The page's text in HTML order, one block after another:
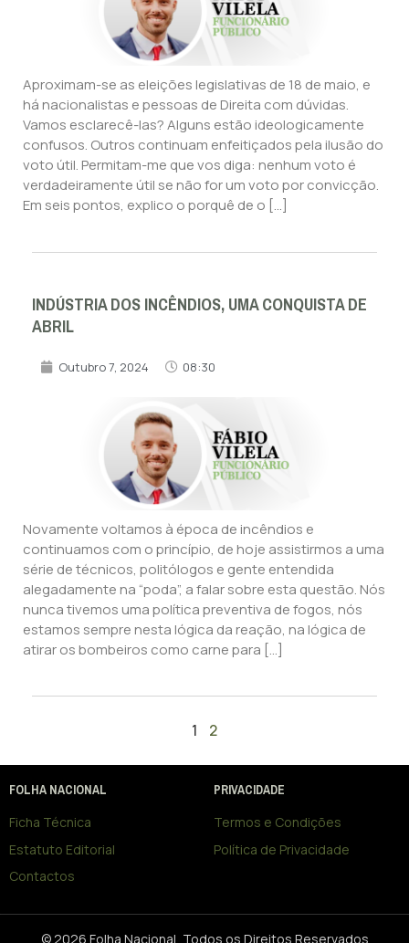
Aproximam-se as eleições legislativas de 18 de maio, e
há nacionalistas e pessoas de Direita com dúvidas.
Vamos esclarecê-las? Alguns estão ideologicamente
confusos. Outros continuam enfeitiçados pela ilusão do
voto útil. Permitam-me que vos diga: nenhum voto é
verdadeiramente útil se não for um voto por convicção.
Em seis pontos, explico o porquê de o […]
INDÚSTRIA DOS INCÊNDIOS, UMA CONQUISTA DE
ABRIL
Outubro 7, 2024 08:30
Novamente voltamos à época de incêndios e
continuamos com o princípio, de hoje assistirmos a uma
série de técnicos, politólogos e gente entendida
alegadamente na “poda”, a falar sobre esta questão. Nós
nunca tivemos uma política preventiva de fogos, nós
estamos sempre nesta lógica da reação, na lógica de
atirar os bombeiros como carne para […]
1 2
FOLHA NACIONAL
Ficha Técnica
Estatuto Editorial
Contactos
PRIVACIDADE
Termos e Condições
Política de Privacidade
© 2026 Folha Nacional, Todos os Direitos Reservados